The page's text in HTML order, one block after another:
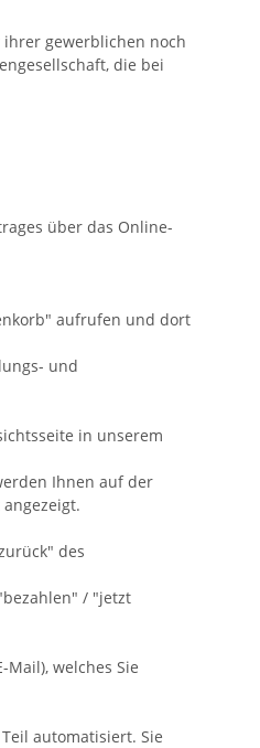
gewerblichen noch
die bei
über das Online-
aufrufen und dort
und
in unserem
Ihnen auf der
des
/ "jetzt
welches Sie
automatisiert. Sie